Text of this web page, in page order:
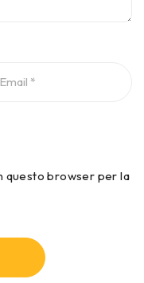
questo browser per la